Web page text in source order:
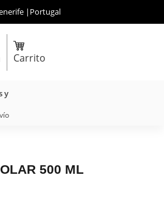
| Portugal
Carrito
y
500 ML